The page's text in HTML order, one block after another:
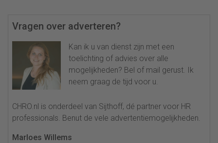
Vragen over adverteren?
Kan ik u van dienst zijn met een
toelichting of advies over alle
mogelijkheden? Bel of mail gerust. Ik
neem graag de tijd voor u.
CHRO.nl is onderdeel van Sijthoff, dé partner voor HR
professionals. Benut de vele advertentiemogelijkheden.
Marloes Willems